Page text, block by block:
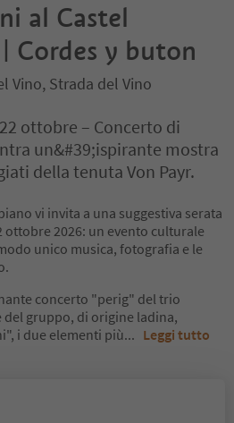
al Castel
Cordes y buton
Vino, Strada del Vino
ottobre – Concerto di
un&#39;ispirante mostra
della tenuta Von Payr.
vi invita a una suggestiva serata
ottobre 2026: un evento culturale
unico musica, fotografia e le
concerto "perig" del trio
del gruppo, di origine ladina,
i due elementi più... Leggi tutto